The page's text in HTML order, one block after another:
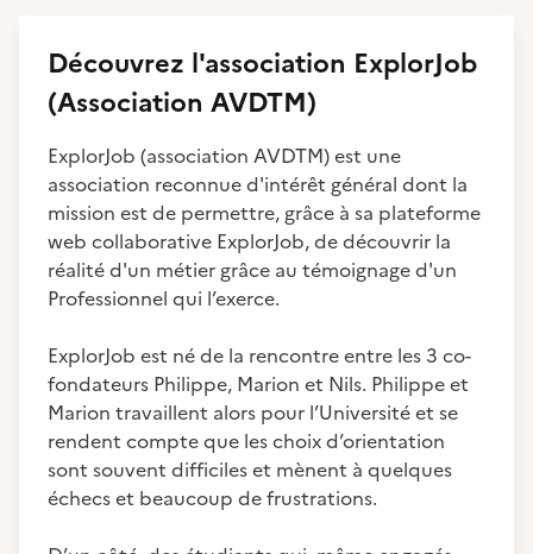
Découvrez l'association ExplorJob
(Association AVDTM)
ExplorJob (association AVDTM) est une
association reconnue d'intérêt général dont la
mission est de permettre, grâce à sa plateforme
web collaborative ExplorJob, de découvrir la
réalité d'un métier grâce au témoignage d'un
Professionnel qui l’exerce.
ExplorJob est né de la rencontre entre les 3 co-
fondateurs Philippe, Marion et Nils. Philippe et
Marion travaillent alors pour l’Université et se
rendent compte que les choix d’orientation
sont souvent difficiles et mènent à quelques
échecs et beaucoup de frustrations.